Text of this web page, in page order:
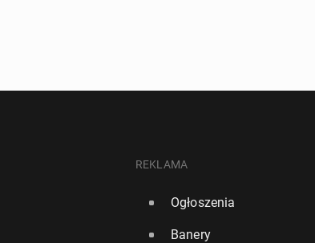
REKLAMA
Ogłoszenia
Banery